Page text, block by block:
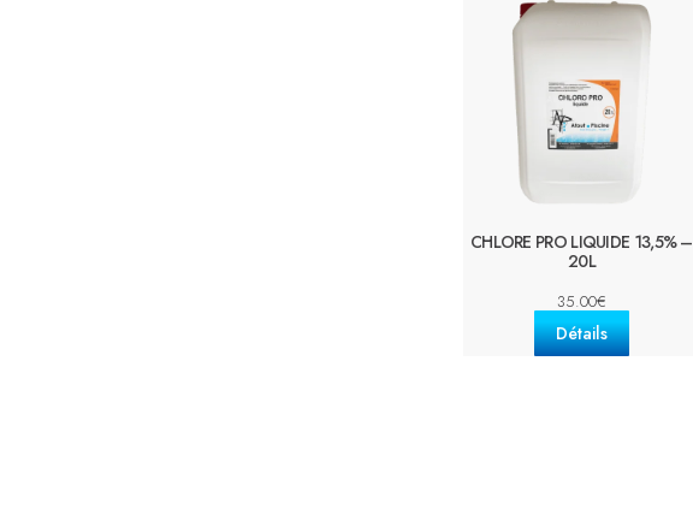
CHLORE PRO LIQUIDE 13,5% –
20L
35.00€
Détails